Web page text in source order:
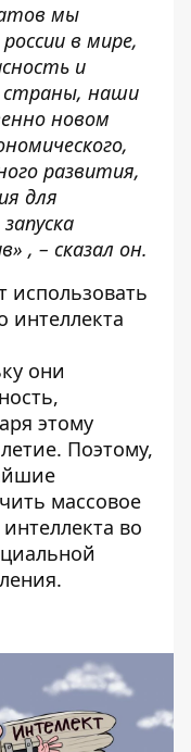
мы
в мире,
и
страны, наши
новом
развития,
для
, – сказал он.
использовать
интеллекта
они
этому
Поэтому,
массовое
во